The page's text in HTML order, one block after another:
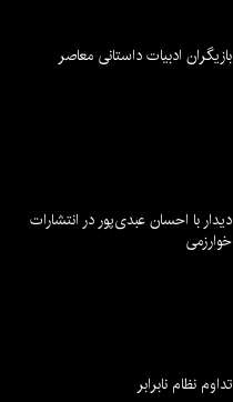
بازیگران ادبیات داستانی معاصر
دیدار با احسان عبدی‌پور در انتشارات
خوارزمی
تداوم نظام نابرابر